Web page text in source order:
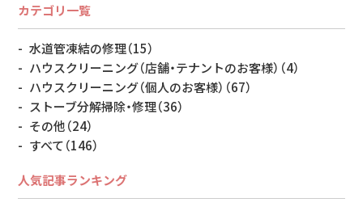
カテゴリ一覧
すべて（146）
その他（24）
ストーブ分解掃除・修理（36）
ハウスクリーニング（個人のお客様） （67）
ハウスクリーニング（店舗・テナントのお客様） （4）
水道管凍結の修理（15）
人気記事ランキング